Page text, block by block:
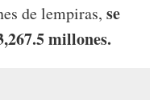
de lempiras, se
millones.